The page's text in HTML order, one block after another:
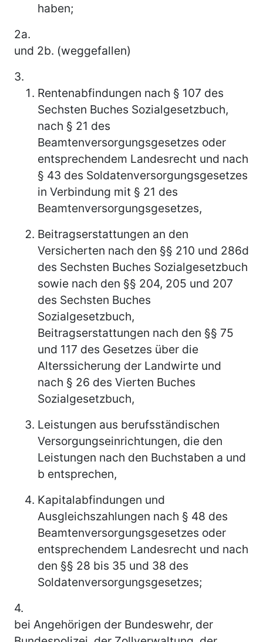
haben;
2a.
und 2b. (weggefallen)
3.
Rentenabfindungen nach § 107 des
Sechsten Buches Sozialgesetzbuch,
nach § 21 des
Beamtenversorgungsgesetzes oder
entsprechendem Landesrecht und nach
§ 43 des Soldatenversorgungsgesetzes
in Verbindung mit § 21 des
Beamtenversorgungsgesetzes,
Beitragserstattungen an den
Versicherten nach den §§ 210 und 286d
des Sechsten Buches Sozialgesetzbuch
sowie nach den §§ 204, 205 und 207
des Sechsten Buches
Sozialgesetzbuch,
Beitragserstattungen nach den §§ 75
und 117 des Gesetzes über die
Alterssicherung der Landwirte und
nach § 26 des Vierten Buches
Sozialgesetzbuch,
Leistungen aus berufsständischen
Versorgungseinrichtungen, die den
Leistungen nach den Buchstaben a und
b entsprechen,
Kapitalabfindungen und
Ausgleichszahlungen nach § 48 des
Beamtenversorgungsgesetzes oder
entsprechendem Landesrecht und nach
den §§ 28 bis 35 und 38 des
Soldatenversorgungsgesetzes;
4.
bei Angehörigen der Bundeswehr, der